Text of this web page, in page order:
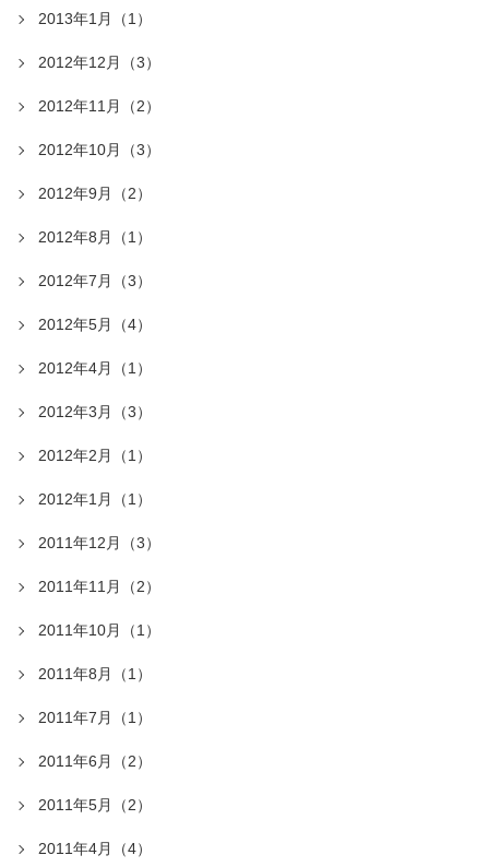
2013年1月（1）
2012年12月（3）
2012年11月（2）
2012年10月（3）
2012年9月（2）
2012年8月（1）
2012年7月（3）
2012年5月（4）
2012年4月（1）
2012年3月（3）
2012年2月（1）
2012年1月（1）
2011年12月（3）
2011年11月（2）
2011年10月（1）
2011年8月（1）
2011年7月（1）
2011年6月（2）
2011年5月（2）
2011年4月（4）